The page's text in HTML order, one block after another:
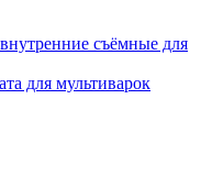
съёмные для
для мультиварок